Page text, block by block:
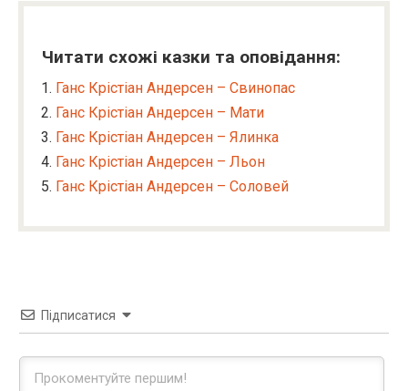
Читати схожі казки та оповідання:
Ганс Крістіан Андерсен – Свинопас
Ганс Крістіан Андерсен – Мати
Ганс Крістіан Андерсен – Ялинка
Ганс Крістіан Андерсен – Льон
Ганс Крістіан Андерсен – Соловей
Підписатися